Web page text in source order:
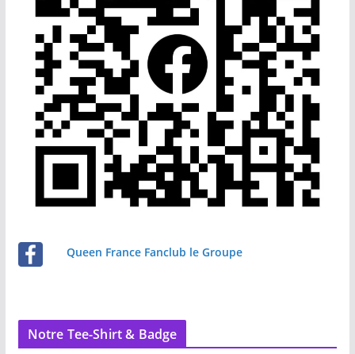
Queen France Fanclub le Groupe
Notre Tee-Shirt & Badge